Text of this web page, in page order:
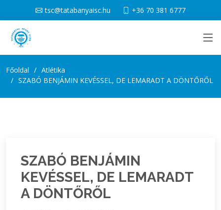
tsc@tatabanyaisc.hu +36 70 381 6777
Főoldal
Atlétika
SZABÓ BENJÁMIN KEVÉSSEL, DE LEMARADT A DÖNTŐRŐL
SZABÓ BENJÁMIN
KEVÉSSEL, DE LEMARADT
A DÖNTŐRŐL